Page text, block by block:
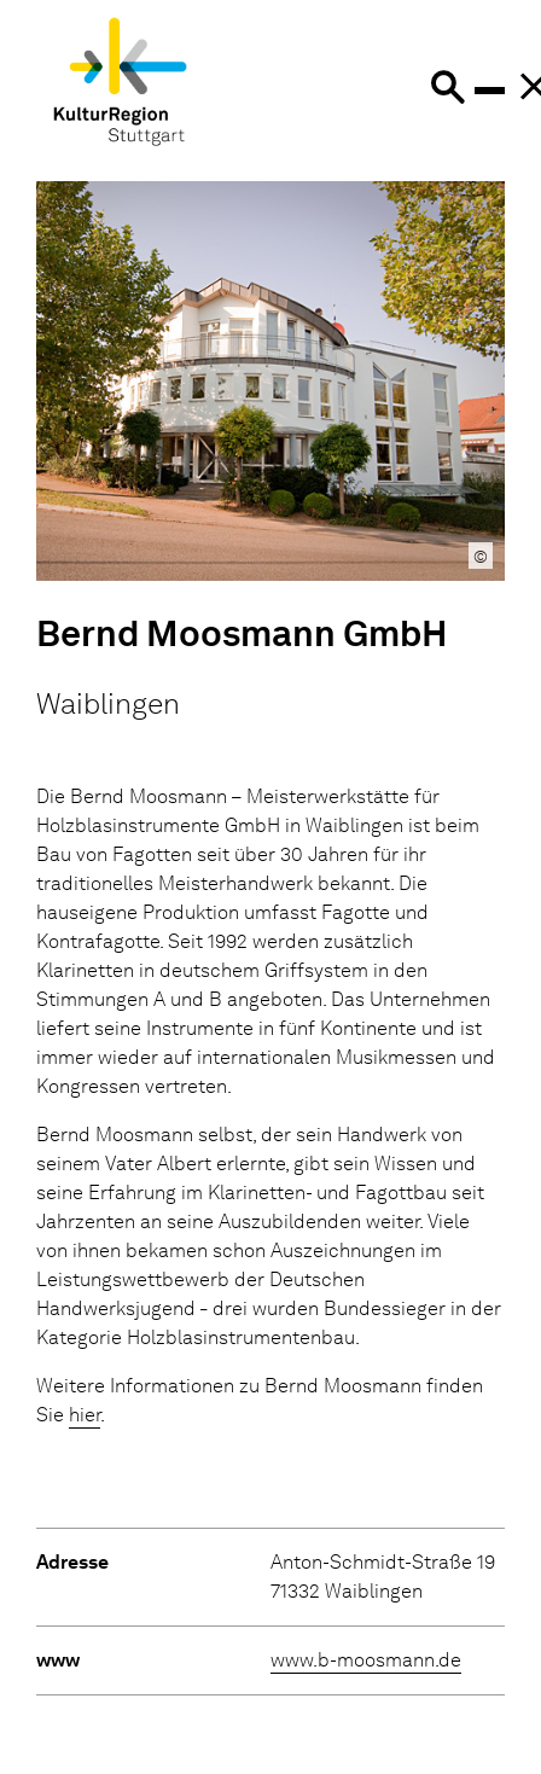
©
Bernd Moosmann GmbH
Waiblingen
Die Bernd Moosmann – Meisterwerkstätte für
Holzblasinstrumente GmbH in Waiblingen ist beim
Bau von Fagotten seit über 30 Jahren für ihr
traditionelles Meisterhandwerk bekannt. Die
hauseigene Produktion umfasst Fagotte und
Kontrafagotte. Seit 1992 werden zusätzlich
Klarinetten in deutschem Griffsystem in den
Stimmungen A und B angeboten. Das Unternehmen
liefert seine Instrumente in fünf Kontinente und ist
immer wieder auf internationalen Musikmessen und
Kongressen vertreten.
Bernd Moosmann selbst, der sein Handwerk von
seinem Vater Albert erlernte, gibt sein Wissen und
seine Erfahrung im Klarinetten- und Fagottbau seit
Jahrzenten an seine Auszubildenden weiter. Viele
von ihnen bekamen schon Auszeichnungen im
Leistungswettbewerb der Deutschen
Handwerksjugend – drei wurden Bundessieger in der
Kategorie Holzblasinstrumentenbau.
Weitere Informationen zu Bernd Moosmann finden
Sie hier.
Adresse
Anton-Schmidt-Straße 19
71332 Waiblingen
www www.b-moosmann.de